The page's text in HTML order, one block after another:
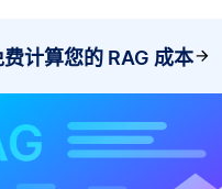
计算您的 RAG 成本